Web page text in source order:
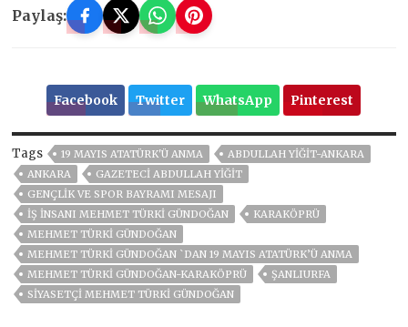
Paylaş:
Facebook Twitter WhatsApp Pinterest
Tags 19 MAYIS ATATÜRK'Ü ANMA
ABDULLAH YİĞİT-ANKARA
ANKARA
GAZETECİ ABDULLAH YİĞİT
GENÇLİK VE SPOR BAYRAMI MESAJI
İŞ İNSANI MEHMET TÜRKI GÜNDOĞAN
KARAKÖPRÜ
MEHMET TÜRKI GÜNDOĞAN
MEHMET TÜRKİ GÜNDOĞAN `DAN 19 MAYIS ATATÜRK’Ü ANMA
MEHMET TÜRKİ GÜNDOĞAN-KARAKÖPRÜ
ŞANLIURFA
SIYASETÇI MEHMET TÜRKI GÜNDOĞAN